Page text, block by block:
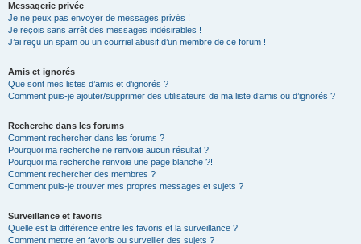
Messagerie privée
Je ne peux pas envoyer de messages privés !
Je reçois sans arrêt des messages indésirables !
J’ai reçu un spam ou un courriel abusif d’un membre de ce forum !
Amis et ignorés
Que sont mes listes d’amis et d’ignorés ?
Comment puis-je ajouter/supprimer des utilisateurs de ma liste d’amis ou d’ignorés ?
Recherche dans les forums
Comment rechercher dans les forums ?
Pourquoi ma recherche ne renvoie aucun résultat ?
Pourquoi ma recherche renvoie une page blanche ?!
Comment rechercher des membres ?
Comment puis-je trouver mes propres messages et sujets ?
Surveillance et favoris
Quelle est la différence entre les favoris et la surveillance ?
Comment mettre en favoris ou surveiller des sujets ?